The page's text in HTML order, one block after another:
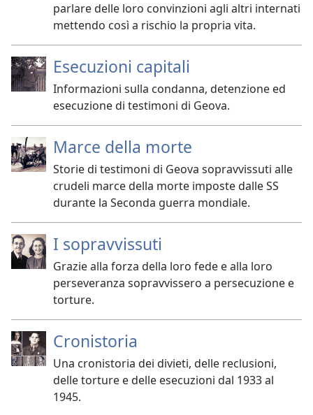
parlare delle loro convinzioni agli altri internati
mettendo così a rischio la propria vita.
Esecuzioni capitali
Informazioni sulla condanna, detenzione ed
esecuzione di testimoni di Geova.
Marce della morte
Storie di testimoni di Geova sopravvissuti alle
crudeli marce della morte imposte dalle SS
durante la Seconda guerra mondiale.
I sopravvissuti
Grazie alla forza della loro fede e alla loro
perseveranza sopravvissero a persecuzione e
torture.
Cronistoria
Una cronistoria dei divieti, delle reclusioni,
delle torture e delle esecuzioni dal 1933 al
1945.